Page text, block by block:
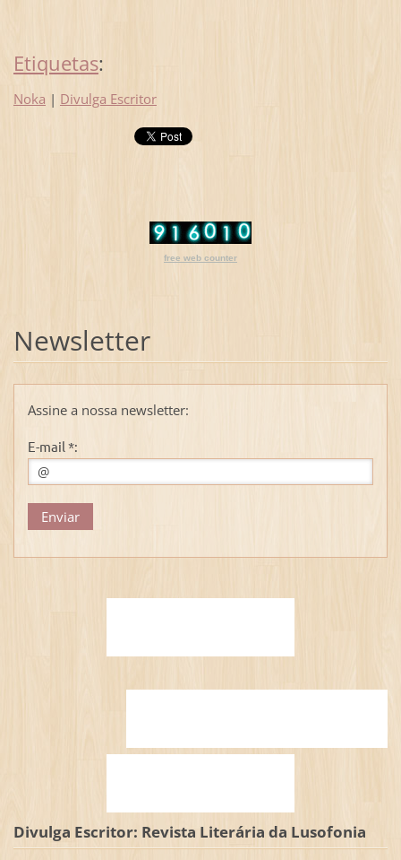
Etiquetas:
Noka | Divulga Escritor
free web counter
Newsletter
Assine a nossa newsletter:
E-mail *:
Divulga Escritor: Revista Literária da Lusofonia